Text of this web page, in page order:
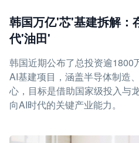
韩国万亿'芯'基建拆解：
代'油田'
韩国近期公布了总投资逾1800
AI基建项目，涵盖半导体制造
心，目标是借助国家级投入与
向AI时代的关键产业能力。